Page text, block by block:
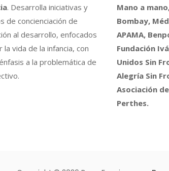
. Desarrolla iniciativas y
de concienciación de
al desarrollo, enfocados
la vida de la infancia, con
a la problemática de
Mano a
Bombay,
APAMA,
Fundación
Unidos Sin
Alegría Sin
Asociación
Perthes.